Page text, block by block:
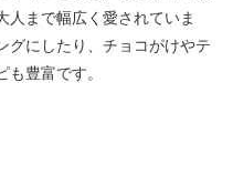
人まで幅広く愛されていま
グにしたり、チョコがけやテ
豊富です。